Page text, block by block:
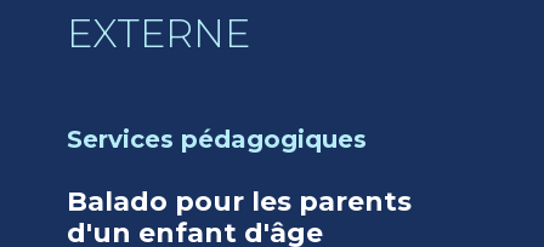
Modèle de la politique
apprentissages